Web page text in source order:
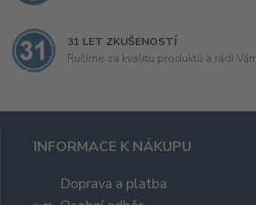
31 LET ZKUŠENOSTÍ
Ručíme za kvalitu produktů a rádi
INFORMACE K NÁKUPU
Doprava a platba